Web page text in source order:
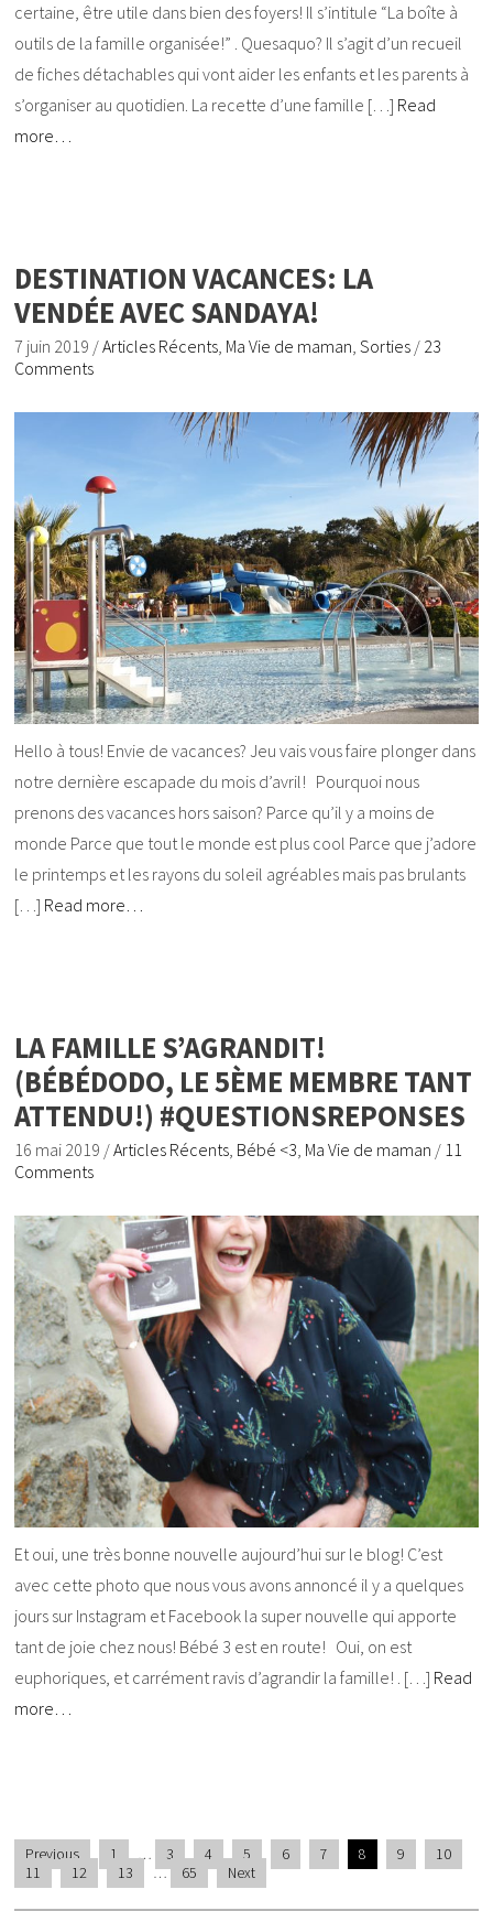
certaine, être utile dans bien des foyers! Il s’intitule “La boîte à
outils de la famille organisée!” . Quesaquo? Il s’agit d’un recueil
de fiches détachables qui vont aider les enfants et les parents à
s’organiser au quotidien. La recette d’une famille […] Read
more…
DESTINATION VACANCES: LA
VENDÉE AVEC SANDAYA!
7 juin 2019 /Articles Récents, Ma Vie de maman,Sorties / 23
Comments
Hello à tous! Envie de vacances? Jeu vais vous faire plonger dans
notre dernière escapade du mois d’avril! Pourquoi nous
prenons des vacances hors saison? Parce qu’il y a moins de
monde Parce que tout le monde est plus cool Parce que j’adore
le printemps et les rayons du soleil agréables mais pas brulants
[…] Read more…
LA FAMILLE S’AGRANDIT!
(BÉBÉDODO, LE 5ÈME MEMBRE TANT
ATTENDU!) #QUESTIONSREPONSES
16 mai 2019 /Articles Récents, Bébé <3, Ma Vie de maman / 11
Comments
Et oui, une très bonne nouvelle aujourd’hui sur le blog! C’est
avec cette photo que nous vous avons annoncé il y a quelques
jours sur Instagram et Facebook la super nouvelle qui apporte
tant de joie chez nous! Bébé 3 est en route! Oui, on est
euphoriques, et carrément ravis d’agrandir la famille! . […] Read
more…
Previous 1 … 3 4 5 6 7 8 9
10
11
12 13 … 65 Next